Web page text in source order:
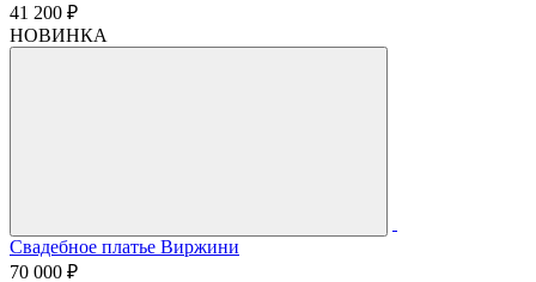
41 200 ₽
НОВИНКА
Свадебное платье Виржини
70 000 ₽